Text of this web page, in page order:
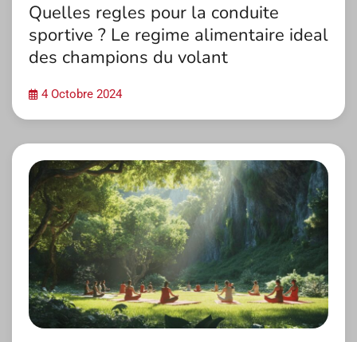
Quelles regles pour la conduite
sportive ? Le regime alimentaire ideal
des champions du volant
4 Octobre 2024